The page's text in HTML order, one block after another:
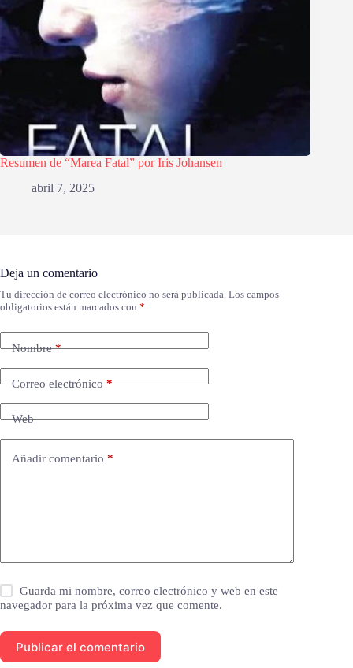
Resumen de “Marea Fatal” por Iris Johansen
abril 7, 2025
Deja un comentario
Tu dirección de correo electrónico no será publicada. Los campos
obligatorios están marcados con *
Nombre*
Correo electrónico*
Web
Añadir comentario *
Guarda mi nombre, correo electrónico y web en este
navegador para la próxima vez que comente.
Publicar el comentario